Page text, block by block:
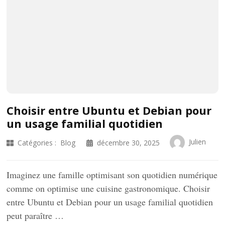
Choisir entre Ubuntu et Debian pour
un usage familial quotidien
Catégories : Blog décembre 30, 2025 Julien
Imaginez une famille optimisant son quotidien numérique
comme on optimise une cuisine gastronomique. Choisir
entre Ubuntu et Debian pour un usage familial quotidien
peut paraître …